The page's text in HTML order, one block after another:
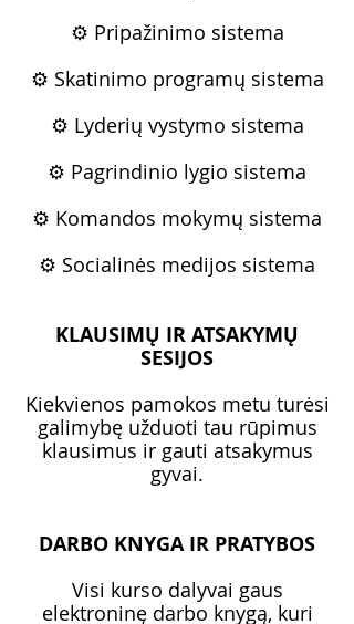
⚙️ Pripažinimo sistema
⚙️ Skatinimo programų sistema
⚙️ Lyderių vystymo sistema
⚙️ Pagrindinio lygio sistema
⚙️ Komandos mokymų sistema
⚙️ Socialinės medijos sistema
KLAUSIMŲ IR ATSAKYMŲ
SESIJOS
Kiekvienos pamokos metu turėsi
galimybę užduoti tau rūpimus
klausimus ir gauti atsakymus
gyvai.
DARBO KNYGA IR PRATYBOS
Visi kurso dalyvai gaus
elektroninę darbo knygą, kuri